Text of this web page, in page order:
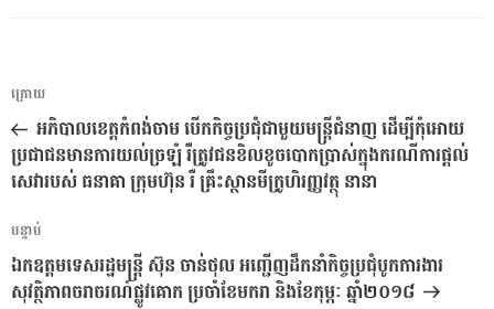
ការ​
នាំទិស​
ប្រកាស
អត្ថបទ
មុន
ក្រោយ
អភិបាលខេត្តកំពង់ចាម បើកកិច្ចប្រជុំជាមួយមន្រ្តីជំនាញ ដើម្បីកុំអោយ
ប្រជាជនមានការយល់ច្រឡំ រឺត្រូវជនខិលខូចបោកប្រាស់ក្នុងករណីការផ្តល់
សេវារបស់ ធនាគា ក្រុមហ៊ុន រឺ គ្រឹះស្ថានមីក្រូហិរញ្ញវត្ថុ នានា
អត្ថបទ
បន្ទាប់
បន្ទាប់
ឯកឧត្តមទេសរដ្ឋមន្ត្រី ស៊ុន ចាន់ថុល អញ្ជើញដឹកនាំកិច្ចប្រជុំបូកការងារ
សុវត្ថិភាពចរាចរណ៍ផ្លូវគោក ប្រចាំខែមករា និងខែកុម្ភៈ ឆ្នាំ២០១៨